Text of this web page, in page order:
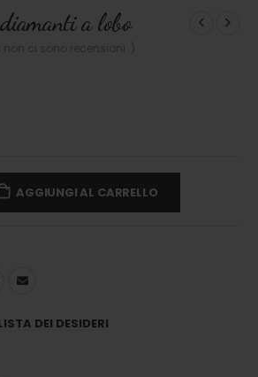
a lobo
AGGIUNGI AL CARRELLO
DEI DESIDERI